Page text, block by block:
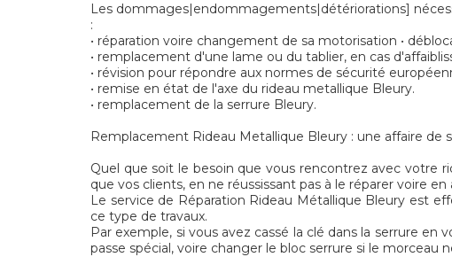
Les dommages|endommagements|détériorations]
:
• réparation voire changement de sa motorisation •
• remplacement d'une lame ou du tablier, en cas
• révision pour répondre aux normes de sécurité
• remise en état de l'axe du rideau metallique Bleury.
• remplacement de la serrure Bleury.
Remplacement Rideau Metallique Bleury : une affaire de
Quel que soit le besoin que vous rencontrez avec votre
que vos clients, en ne réussissant pas à le réparer voire
Le service de Réparation Rideau Métallique Bleury est
ce type de travaux.
Par exemple, si vous avez cassé la clé dans la serrure
passe spécial, voire changer le bloc serrure si le